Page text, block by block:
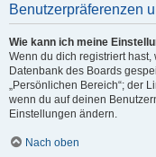
Benutzerpräferenzen
Wie kann ich meine
Wenn du dich registriert
Datenbank des Boards
„Persönlichen Bereich“; der
wenn du auf deinen
Einstellungen ändern.
Nach oben